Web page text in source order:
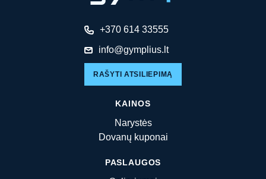
+370 614 33555
info@gymplius.lt
RAŠYTI ATSILIEPIMĄ
KAINOS
Narystės
Dovanų kuponai
PASLAUGOS